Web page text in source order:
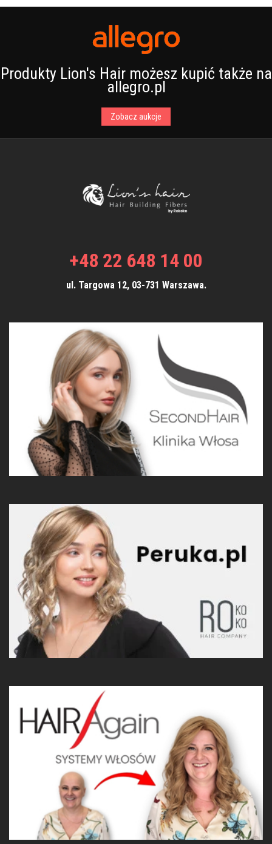
Produkty Lion's Hair możesz kupić także na
allegro.pl
Zobacz aukcje
+48 22 648 14 00
ul. Targowa 12, 03-731 Warszawa.